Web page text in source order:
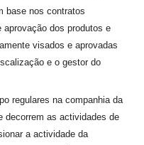
base nos contratos
dos produtos e
visados e aprovadas
e o gestor do
regulares na companhia da
decorrem as actividades de
a actividade da